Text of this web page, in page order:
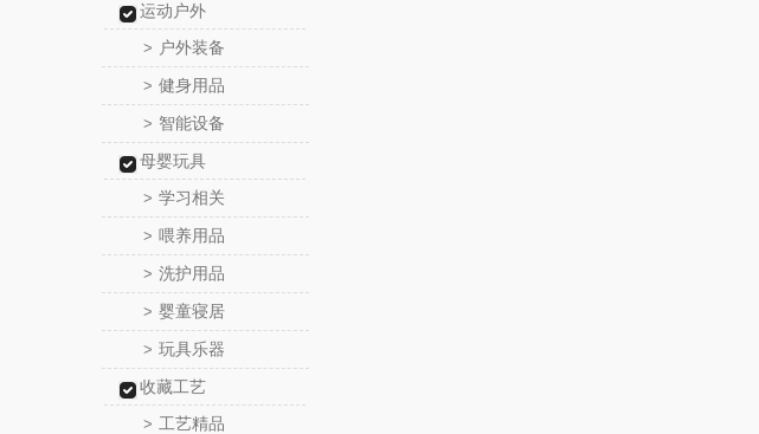
运动户外
> 户外装备
> 健身用品
> 智能设备
母婴玩具
> 学习相关
> 喂养用品
> 洗护用品
> 婴童寝居
> 玩具乐器
收藏工艺
> 工艺精品